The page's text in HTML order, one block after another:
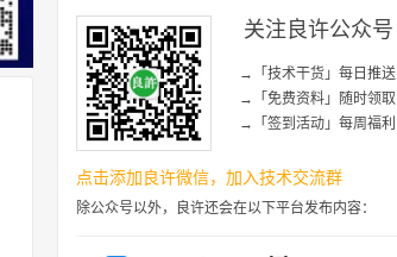
关注良许公众号
→「技术干货」每日推送
→「免费资料」随时领取
→「签到活动」每周福利
点击添加良许微信，加入技术交流群
除公众号以外，良许还会在以下平台发布内容：